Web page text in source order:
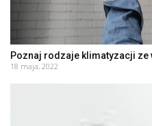
Poznaj rodzaje klimatyzacji ze
18 maja, 2022